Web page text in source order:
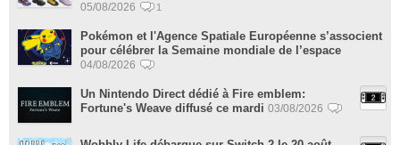
05/08/2026 1
Pokémon et l'Agence Spatiale Européenne s’associent
pour célébrer la Semaine mondiale de l’espace
04/08/2026
Un Nintendo Direct dédié à Fire emblem:
Fortune's Weave diffusé ce mardi 03/08/2026